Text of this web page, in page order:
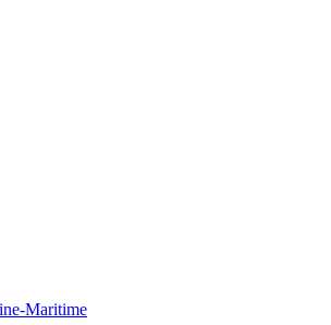
Maritime